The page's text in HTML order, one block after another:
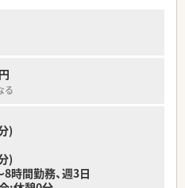
働ける大きな理由です。
中で日々の業務を行っています。
に左右されず快適に通勤することが
可能となっており、ご自身の空き時
なく働ける風通しの良い職場で
る
)
)
時間勤務、週3日